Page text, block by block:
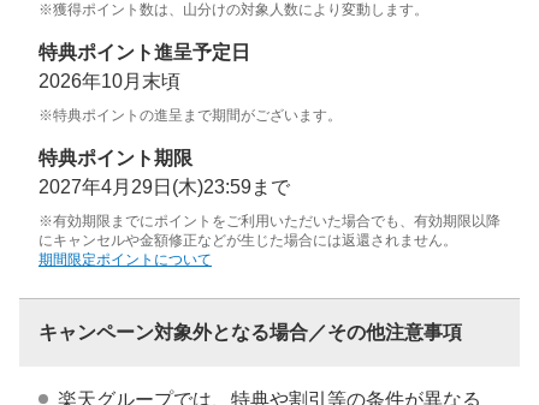
※獲得ポイント数は、山分けの対象人数により変動します。
特典ポイント進呈予定日
2026年10月末頃
※特典ポイントの進呈まで期間がございます。
特典ポイント期限
2027年4月29日(木)23:59まで
※有効期限までにポイントをご利用いただいた場合でも、有効期限以降
にキャンセルや金額修正などが生じた場合には返還されません。
期間限定ポイントについて
キャンペーン対象外となる場合／その他注意事項
楽天グループでは、特典や割引等の条件が異なる